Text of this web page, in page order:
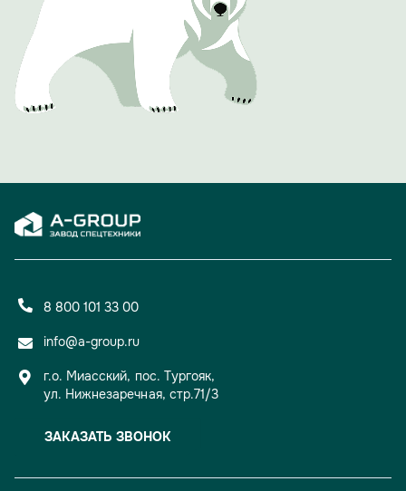
8 800 101 33 00
info@a-group.ru
г.о. Миасский, пос. Тургояк,
ул. Нижнезаречная, стр.71/3
ЗАКАЗАТЬ ЗВОНОК